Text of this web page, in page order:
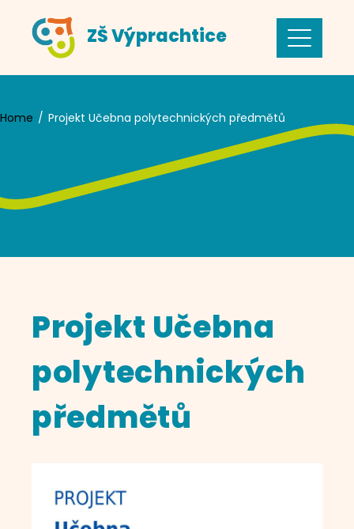
content
ZŠ Výprachtice
Home Projekt Učebna polytechnických předmětů
Projekt Učebna
polytechnických
předmětů